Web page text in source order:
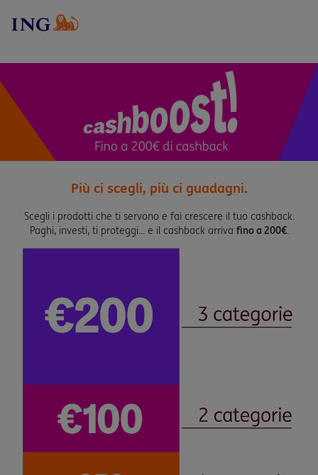
Più ci scegli, più ci guadagni.
Scegli i prodotti che ti servono e fai crescere il tuo cashback.
Paghi, investi, ti proteggi... e il cashback arriva fino a 200€.